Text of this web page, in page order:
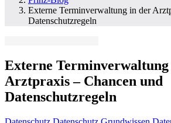
Externe Terminverwaltung in der
Datenschutzregeln
Externe
Arztpraxis – Chancen und
Datenschutzregeln